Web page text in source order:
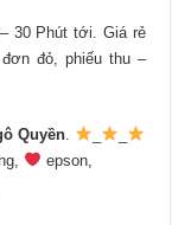
30 Phút tới. Giá rẻ
đỏ, phiếu thu –
Quyền
epson,